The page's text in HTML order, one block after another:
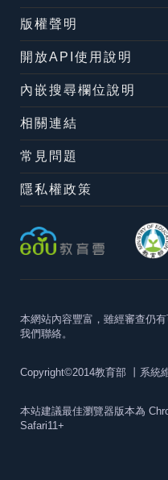
版權聲明
開放API使用說明
內嵌搜尋欄位說明
相關連結
常見問題
隱私權政策
本網站內容豐富，雖經審查仍有
我們聯絡。
Copyright©2014教育部 丨系統
本站建議最佳瀏覽器版本為
Safari11+